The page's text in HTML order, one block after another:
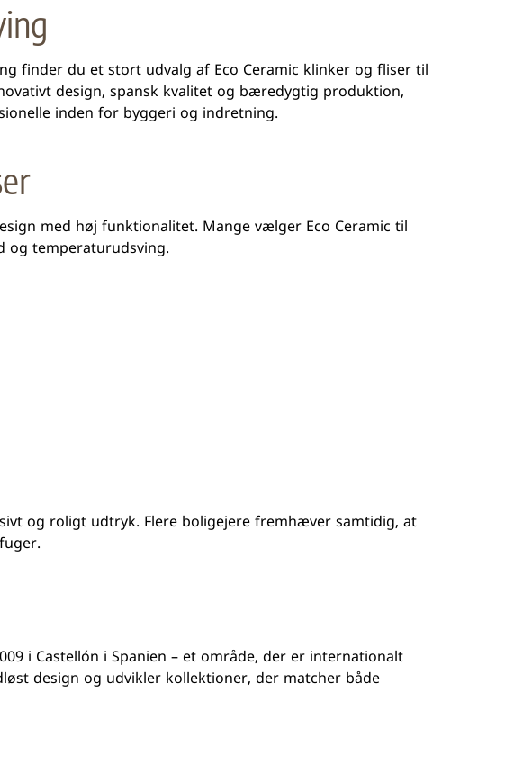
finder du et stort udvalg af Eco Ceramic klinker og fliser til
design, spansk kvalitet og bæredygtig produktion,
inden for byggeri og indretning.
med høj funktionalitet. Mange vælger Eco Ceramic til
og temperaturudsving.
og roligt udtryk. Flere boligejere fremhæver samtidig, at
i Castellón i Spanien – et område, der er internationalt
design og udvikler kollektioner, der matcher både